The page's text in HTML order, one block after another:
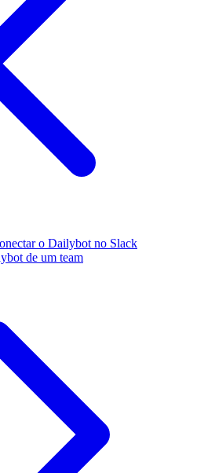
o Dailybot no Slack
de um team